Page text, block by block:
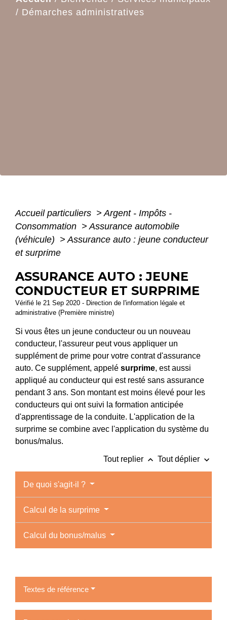
/ Démarches administratives
Accueil particuliers > Argent - Impôts -
Consommation > Assurance automobile
(véhicule) > Assurance auto : jeune conducteur
et surprime
ASSURANCE AUTO : JEUNE
CONDUCTEUR ET SURPRIME
Vérifié le 21 Sep 2020 - Direction de l'information légale et
administrative (Première ministre)
Si vous êtes un jeune conducteur ou un nouveau
conducteur, l'assureur peut vous appliquer un
supplément de prime pour votre contrat d'assurance
auto. Ce supplément, appelé surprime, est aussi
appliqué au conducteur qui est resté sans assurance
pendant 3 ans. Son montant est moins élevé pour les
conducteurs qui ont suivi la formation anticipée
d'apprentissage de la conduite. L'application de la
surprime se combine avec l'application du système du
bonus/malus.
Tout replier keyboard_arrow_up Tout déplier keyboard_arrow_down
De quoi s'agit-il ?
Calcul de la surprime
Calcul du bonus/malus
Textes de référence